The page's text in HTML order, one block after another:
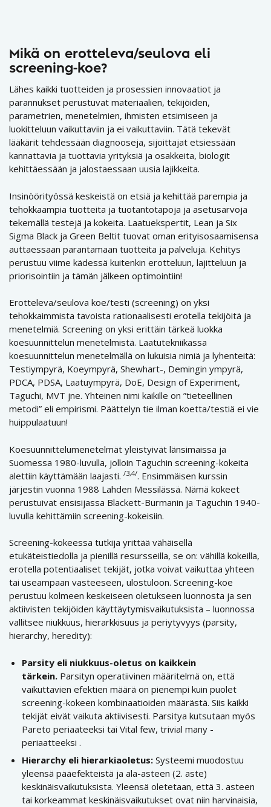
Mikä on erotteleva/seulova eli
screening-koe?
Lähes kaikki tuotteiden ja prosessien innovaatiot ja
parannukset perustuvat materiaalien, tekijöiden,
parametrien, menetelmien, ihmisten etsimiseen ja
luokitteluun vaikuttaviin ja ei vaikuttaviin. Tätä tekevät
lääkärit tehdessään diagnooseja, sijoittajat etsiessään
kannattavia ja tuottavia yrityksiä ja osakkeita, biologit
kehittäessään ja jalostaessaan uusia lajikkeita.
Insinöörityössä keskeistä on etsiä ja kehittää parempia ja
tehokkaampia tuotteita ja tuotantotapoja ja asetusarvoja
tekemällä testejä ja kokeita. Laatuekspertit, Lean ja Six
Sigma Black ja Green Beltit tuovat oman erityisosaamisensa
auttaessaan parantamaan tuotteita ja palveluja. Kehitys
perustuu viime kädessä kuitenkin erotteluun, lajitteluun ja
priorisointiin ja tämän jälkeen optimointiin!
Erotteleva/seulova koe/testi (screening) on yksi
tehokkaimmista tavoista rationaalisesti erotella tekijöitä ja
menetelmiä. Screening on yksi erittäin tärkeä luokka
koesuunnittelun menetelmistä. Laatutekniikassa
koesuunnittelun menetelmällä on lukuisia nimiä ja lyhenteitä:
Testiympyrä, Koeympyrä, Shewhart-, Demingin ympyrä,
PDCA, PDSA, Laatuympyrä, DoE, Design of Experiment,
Taguchi, MVT jne. Yhteinen nimi kaikille on ”tieteellinen
metodi” eli empirismi. Päättelyn tie ilman koetta/testiä ei vie
huippulaatuun!
Koesuunnittelumenetelmät yleistyivät länsimaissa ja
Suomessa 1980-luvulla, jolloin Taguchin screening-kokeita
alettiin käyttämään laajasti. /3,4/. Ensimmäisen kurssin
järjestin vuonna 1988 Lahden Messilässä. Nämä kokeet
perustuivat ensisijassa Blackett-Burmanin ja Taguchin 1940-
luvulla kehittämiin screening-kokeisiin.
Screening-kokeessa tutkija yrittää vähäisellä
etukäteistiedolla ja pienillä resursseilla, se on: vähillä kokeilla,
erotella potentiaaliset tekijät, jotka voivat vaikuttaa yhteen
tai useampaan vasteeseen, ulostuloon. Screening-koe
perustuu kolmeen keskeiseen oletukseen luonnosta ja sen
aktiivisten tekijöiden käyttäytymisvaikutuksista – luonnossa
vallitsee niukkuus, hierarkkisuus ja periytyvyys (parsity,
hierarchy, heredity):
Parsity eli niukkuus-oletus on kaikkein
tärkein. Parsityn operatiivinen määritelmä on, että
vaikuttavien efektien määrä on pienempi kuin puolet
screening-kokeen kombinaatioiden määrästä. Siis kaikki
tekijät eivät vaikuta aktiivisesti. Parsitya kutsutaan myös
Pareto periaateeksi tai Vital few, trivial many -
periaatteeksi .
Hierarchy eli hierarkiaoletus: Systeemi muodostuu
yleensä pääefekteistä ja ala-asteen (2. aste)
keskinäisvaikutuksista. Yleensä oletetaan, että 3. asteen
tai korkeammat keskinäisvaikutukset ovat niin harvinaisia,